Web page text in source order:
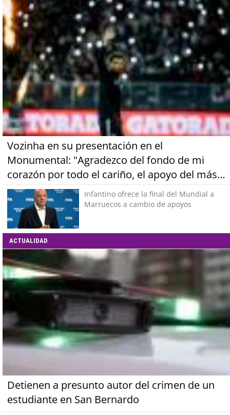
Vozinha en su presentación en el
Monumental: "Agradezco del fondo de mi
corazón por todo el cariño, el apoyo del más
grande de Chile"Infantino ofrece la final del Mundial a
Marruecos a cambio de apoyos
ACTUALIDAD
Detienen a presunto autor del crimen de un
estudiante en San Bernardo